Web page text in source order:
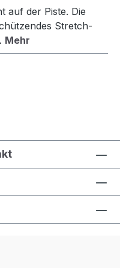
auf der Piste. Die
Stretch-
Mehr